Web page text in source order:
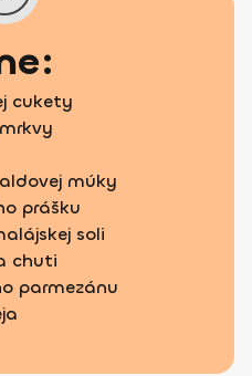
cukety
múky
prášku
soli
chuti
parmezánu